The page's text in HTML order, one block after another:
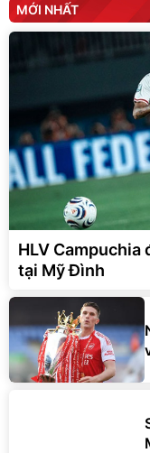
MỚI NHẤT
HLV Campuchia
tại Mỹ Đình